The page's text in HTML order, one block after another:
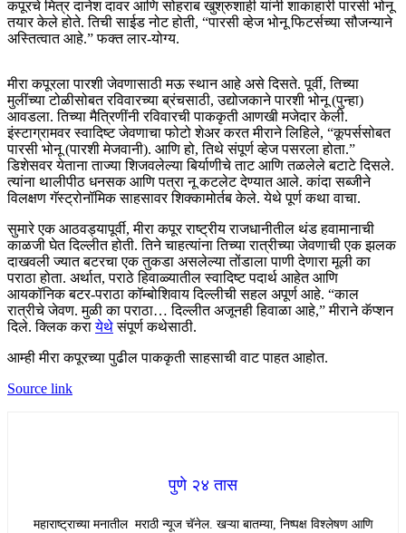
कपूरचे मित्र दानेश दावर आणि सोहराब खुश्रुशाही यांनी शाकाहारी पारसी भोनू
तयार केले होते. तिची साईड नोट होती, “पारसी व्हेज भोनू फिटर्सच्या सौजन्याने
अस्तित्वात आहे.” फक्त लार-योग्य.
मीरा कपूरला पारशी जेवणासाठी मऊ स्थान आहे असे दिसते. पूर्वी, तिच्या
मुलींच्या टोळीसोबत रविवारच्या ब्रंचसाठी, उद्योजकाने पारशी भोनू (पुन्हा)
आवडला. तिच्या मैत्रिणींनी रविवारची पाककृती आणखी मजेदार केली.
इंस्टाग्रामवर स्वादिष्ट जेवणाचा फोटो शेअर करत मीराने लिहिले, “कूपर्ससोबत
पारसी भोनू (पारशी मेजवानी). आणि हो, तिथे संपूर्ण व्हेज पसरला होता.”
डिशेसवर येताना ताज्या शिजवलेल्या बिर्याणीचे ताट आणि तळलेले बटाटे दिसले.
त्यांना थालीपीठ धनसक आणि पत्रा नू कटलेट देण्यात आले. कांदा सब्जीने
विलक्षण गॅस्ट्रोनॉमिक साहसावर शिक्कामोर्तब केले. येथे पूर्ण कथा वाचा.
सुमारे एक आठवड्यापूर्वी, मीरा कपूर राष्ट्रीय राजधानीतील थंड हवामानाची
काळजी घेत दिल्लीत होती. तिने चाहत्यांना तिच्या रात्रीच्या जेवणाची एक झलक
दाखवली ज्यात बटरचा एक तुकडा असलेल्या तोंडाला पाणी देणारा मूली का
पराठा होता. अर्थात, पराठे हिवाळ्यातील स्वादिष्ट पदार्थ आहेत आणि
आयकॉनिक बटर-पराठा कॉम्बोशिवाय दिल्लीची सहल अपूर्ण आहे. “काल
रात्रीचे जेवण. मुळी का पराठा… दिल्लीत अजूनही हिवाळा आहे,” मीराने कॅप्शन
दिले. क्लिक करायेथेसंपूर्ण कथेसाठी.
आम्ही मीरा कपूरच्या पुढील पाककृती साहसाची वाट पाहत आहोत.
Source link
पुणे २४ तास
महाराष्ट्राच्या मनातील मराठी न्यूज चॅनेल. खऱ्या बातम्या, निष्पक्ष विश्लेषण आणि